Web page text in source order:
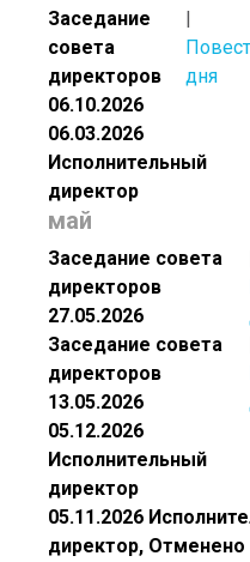
Заседание
совета
директоров
06.10.2026
дня
06.03.2026
Исполнительный
директор
май
Заседание совета
директоров
27.05.2026
Заседание совета
директоров
13.05.2026
05.12.2026
Исполнительный
директор
05.11.2026
директор, Отменено